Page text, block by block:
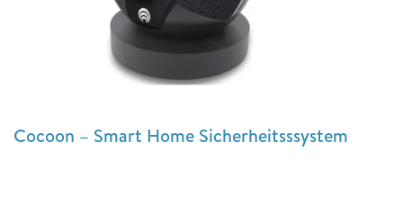
Cocoon – Smart Home Sicherheitsssystem